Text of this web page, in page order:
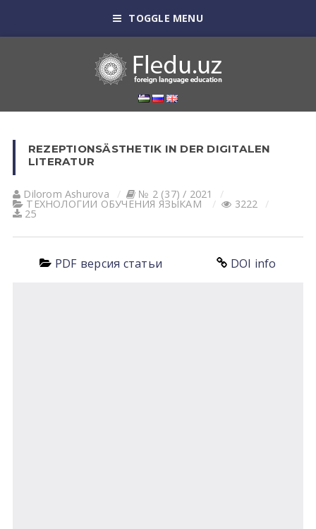
TOGGLE MENU
REZEPTIONSÄSTHETIK IN DER DIGITALEN
LITERATUR
Dilorom Ashurova № 2 (37) / 2021
ТЕХНОЛОГИИ ОБУЧЕНИЯ ЯЗЫКАМ 3222
25
PDF версия статьи DOI info